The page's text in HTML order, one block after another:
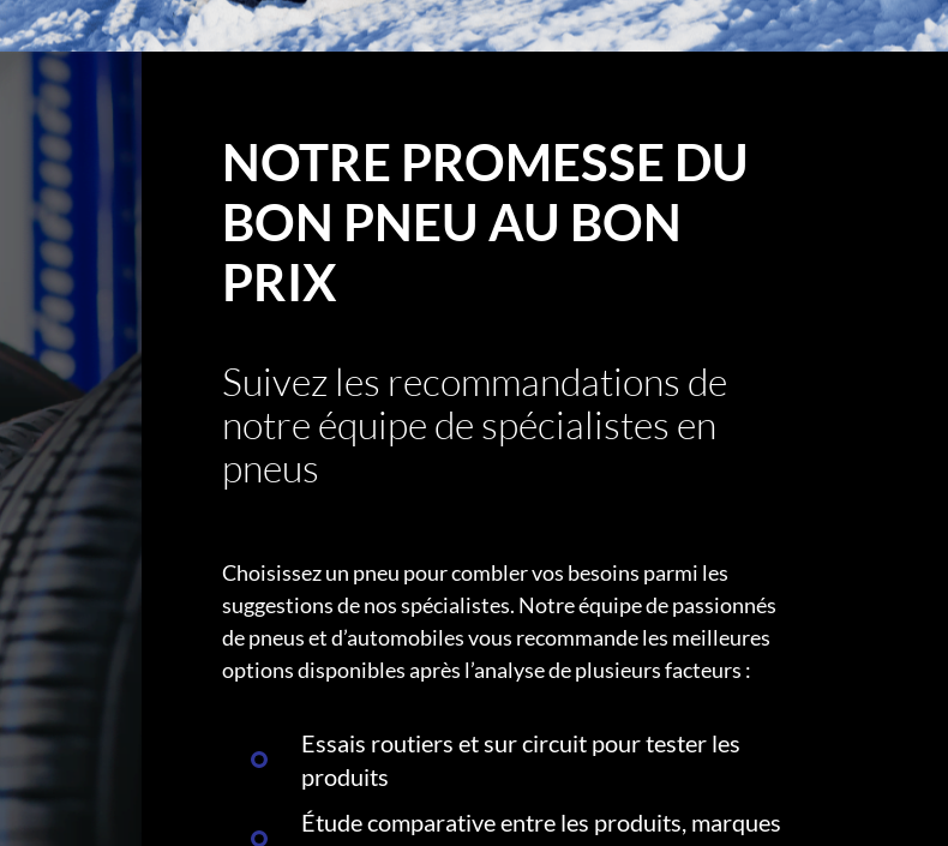
NOTRE PROMESSE DU
BON PNEU AU BON
PRIX
Suivez les recommandations de
notre équipe de spécialistes en
pneus
Choisissez un pneu pour combler vos besoins parmi les
suggestions de nos spécialistes. Notre équipe de passionnés
de pneus et d’automobiles vous recommande les meilleures
options disponibles après l’analyse de plusieurs facteurs :
Essais routiers et sur circuit pour tester les
produits
Étude comparative entre les produits, marques